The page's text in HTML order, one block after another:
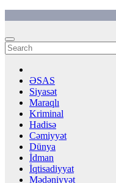
content
ƏSAS
Siyasət
Maraqlı
Kriminal
Hadisə
Cəmiyyət
Dünya
İdman
İqtisadiyyat
Mədəniyyət